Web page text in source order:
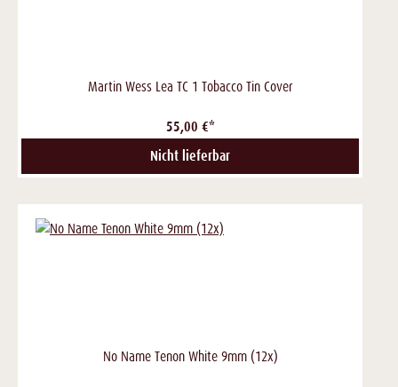
Martin Wess Lea TC 1 Tobacco Tin Cover
55,00 €*
Nicht lieferbar
No Name Tenon White 9mm (12x)